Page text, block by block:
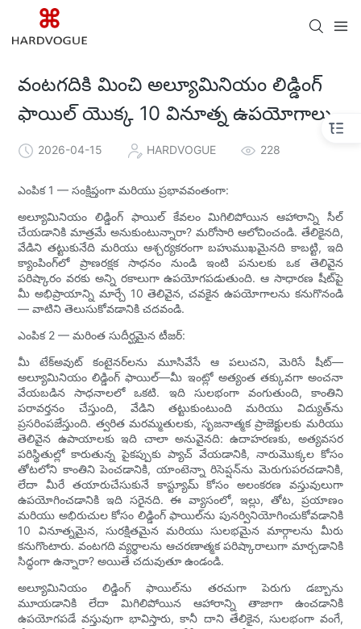
వంటగదికి మించి అల్యూమినియం లిడ్డింగ్
ఫాయిల్ యొక్క 10 వినూత్న ఉపయోగాలు
2026-04-15 HARDVOGUE 228
ఎంపిక 1 — సంక్షిప్తంగా మరియు ప్రభావవంతంగా:
అల్యూమినియం లిడ్డింగ్ ఫాయిల్ కేవలం మిగిలిపోయిన ఆహారాన్ని సీల్
చేయడానికి మాత్రమే అనుకుంటున్నారా? మరోసారి ఆలోచించండి. తేలికైనది,
వేడిని తట్టుకునేది మరియు ఆశ్చర్యకరంగా బహుముఖమైనది కాబట్టి, ఇది
క్యాంపింగ్‌లో ప్రాణరక్షక సాధనం నుండి ఇంటి పనులకు ఒక తెలివైన
పరిష్కారం వరకు అన్ని రకాలుగా ఉపయోగపడుతుంది. ఆ సాధారణ షీట్‌పై
మీ అభిప్రాయాన్ని మార్చే 10 తెలివైన, చవకైన ఉపయోగాలను కనుగొనండి
— వాటిని తెలుసుకోవడానికి చదవండి.
ఎంపిక 2 — మరింత సుదీర్ఘమైన టీజర్:
మీ టేక్‌అవుట్ కంటైనర్‌లను మూసివేసే ఆ పలుచని, మెరిసే షీట్—
అల్యూమినియం లిడ్డింగ్ ఫాయిల్—మీ ఇంట్లో అత్యంత తక్కువగా అంచనా
వేయబడిన సాధనాలలో ఒకటి. ఇది సులభంగా వంగుతుంది, కాంతిని
పరావర్తనం చేస్తుంది, వేడిని తట్టుకుంటుంది మరియు విద్యుత్‌ను
ప్రసరింపజేస్తుంది. త్వరిత మరమ్మతులకు, సృజనాత్మక ప్రాజెక్టులకు మరియు
తెలివైన ఉపాయాలకు ఇది చాలా అనువైనది: ఉదాహరణకు, అత్యవసర
పరిస్థితుల్లో కారుతున్న పైకప్పుకు ప్యాచ్ వేయడానికి, నారుమొక్కల కోసం
తోటలోని కాంతిని పెంచడానికి, యాంటెన్నా రిసెప్షన్‌ను మెరుగుపరచడానికి,
లేదా మీరే తయారుచేసుకునే కాస్ట్యూమ్ కోసం అలంకరణ వస్తువులుగా
ఉపయోగించడానికి ఇది సరైనది. ఈ వ్యాసంలో, ఇల్లు, తోట, ప్రయాణం
మరియు అభిరుచుల కోసం లిడ్డింగ్ ఫాయిల్‌ను పునర్వినియోగించుకోవడానికి
10 వినూత్నమైన, సురక్షితమైన మరియు సులభమైన మార్గాలను మీరు
కనుగొంటారు. వంటగది వ్యర్థాలను ఆచరణాత్మక పరిష్కారాలుగా మార్చడానికి
సిద్ధంగా ఉన్నారా? అయితే చదువుతూ ఉండండి.
అల్యూమినియం లిడ్డింగ్ ఫాయిల్‌ను తరచుగా పెరుగు డబ్బాను
మూయడానికి లేదా మిగిలిపోయిన ఆహారాన్ని తాజాగా ఉంచడానికి
ఉపయోగపడే వస్తువుగా భావిస్తారు, కానీ దాని తేలికైన, సులభంగా వంగే,